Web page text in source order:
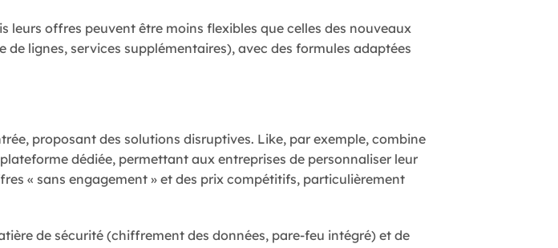
offres peuvent être moins flexibles que celles des nouveaux
lignes, services supplémentaires), avec des formules adaptées
proposant des solutions disruptives. Like, par exemple, combine
dédiée, permettant aux entreprises de personnaliser leur
« sans engagement » et des prix compétitifs, particulièrement
de sécurité (chiffrement des données, pare-feu intégré) et de